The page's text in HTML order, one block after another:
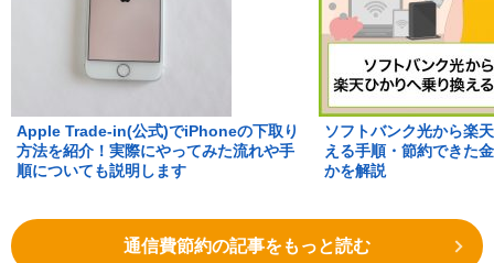
Apple Trade-in(公式)でiPhoneの下取り
方法を紹介！実際にやってみた流れや手
順についても説明します
ソフトバンク光から楽
える手順・節約できた
かを解説
通信費節約の記事をもっと読む